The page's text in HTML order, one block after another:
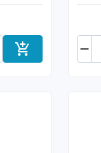
Ajouter au panier
